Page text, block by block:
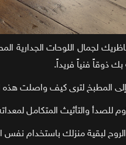
لجمال اللوحات الجدارية
ذوقاً فنياً فريداً.
المطبخ لترى كيف واصلت هذه
للصدأ والتأثيث المتكامل
لبقية منزلك باستخدام نفس